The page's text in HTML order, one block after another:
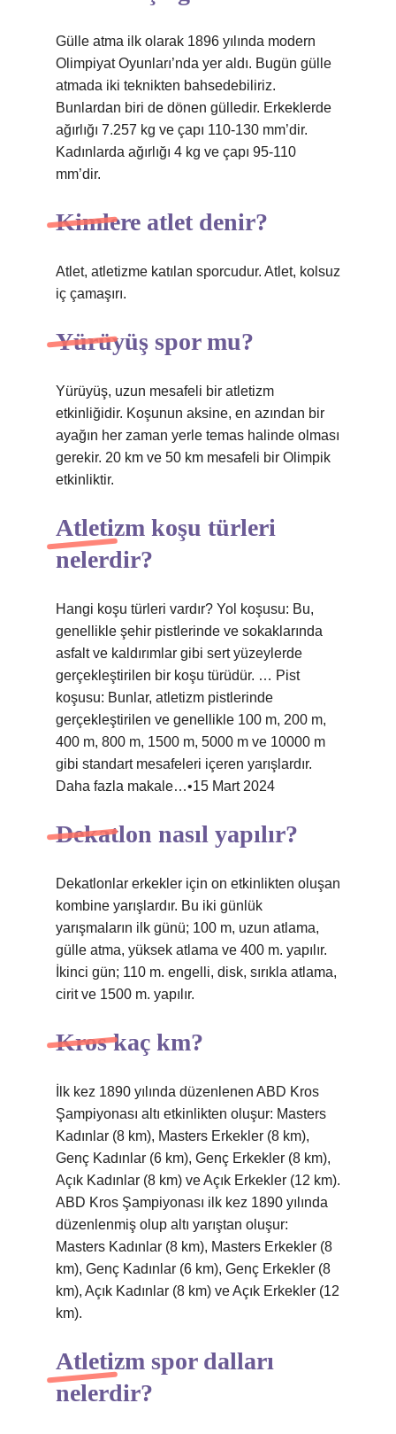
Gülle atma ilk olarak 1896 yılında modern
Olimpiyat Oyunları’nda yer aldı. Bugün gülle
atmada iki teknikten bahsedebiliriz.
Bunlardan biri de dönen gülledir. Erkeklerde
ağırlığı 7.257 kg ve çapı 110-130 mm’dir.
Kadınlarda ağırlığı 4 kg ve çapı 95-110
mm’dir.
Kimlere atlet denir?
Atlet, atletizme katılan sporcudur. Atlet, kolsuz
iç çamaşırı.
Yürüyüş spor mu?
Yürüyüş, uzun mesafeli bir atletizm
etkinliğidir. Koşunun aksine, en azından bir
ayağın her zaman yerle temas halinde olması
gerekir. 20 km ve 50 km mesafeli bir Olimpik
etkinliktir.
Atletizm koşu türleri
nelerdir?
Hangi koşu türleri vardır? Yol koşusu: Bu,
genellikle şehir pistlerinde ve sokaklarında
asfalt ve kaldırımlar gibi sert yüzeylerde
gerçekleştirilen bir koşu türüdür. … Pist
koşusu: Bunlar, atletizm pistlerinde
gerçekleştirilen ve genellikle 100 m, 200 m,
400 m, 800 m, 1500 m, 5000 m ve 10000 m
gibi standart mesafeleri içeren yarışlardır.
Daha fazla makale…•15 Mart 2024
Dekatlon nasıl yapılır?
Dekatlonlar erkekler için on etkinlikten oluşan
kombine yarışlardır. Bu iki günlük
yarışmaların ilk günü; 100 m, uzun atlama,
gülle atma, yüksek atlama ve 400 m. yapılır.
İkinci gün; 110 m. engelli, disk, sırıkla atlama,
cirit ve 1500 m. yapılır.
Kros kaç km?
İlk kez 1890 yılında düzenlenen ABD Kros
Şampiyonası altı etkinlikten oluşur: Masters
Kadınlar (8 km), Masters Erkekler (8 km),
Genç Kadınlar (6 km), Genç Erkekler (8 km),
Açık Kadınlar (8 km) ve Açık Erkekler (12 km).
ABD Kros Şampiyonası ilk kez 1890 yılında
düzenlenmiş olup altı yarıştan oluşur:
Masters Kadınlar (8 km), Masters Erkekler (8
km), Genç Kadınlar (6 km), Genç Erkekler (8
km), Açık Kadınlar (8 km) ve Açık Erkekler (12
km).
Atletizm spor dalları
nelerdir?